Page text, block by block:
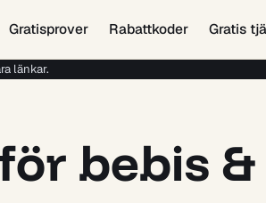
Gratisprover Rabattkoder Gratis
länkar.
bebis &